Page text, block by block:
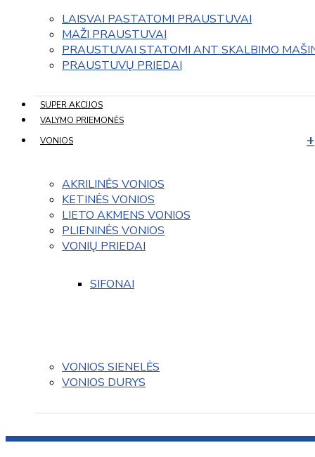
LAISVAI PASTATOMI PRAUSTUVAI
MAŽI PRAUSTUVAI
PRAUSTUVAI STATOMI ANT SKALBIMO
PRAUSTUVŲ PRIEDAI
SUPER AKCIJOS
VALYMO PRIEMONĖS
VONIOS
AKRILINĖS VONIOS
KETINĖS VONIOS
LIETO AKMENS VONIOS
PLIENINĖS VONIOS
VONIŲ PRIEDAI
SIFONAI
VONIOS SIENELĖS
VONIOS DURYS